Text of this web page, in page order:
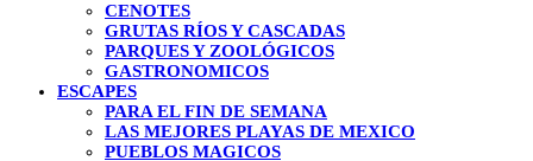
CENOTES
GRUTAS RÍOS Y CASCADAS
PARQUES Y ZOOLÓGICOS
GASTRONOMICOS
ESCAPES
PARA EL FIN DE SEMANA
LAS MEJORES PLAYAS DE MEXICO
PUEBLOS MAGICOS